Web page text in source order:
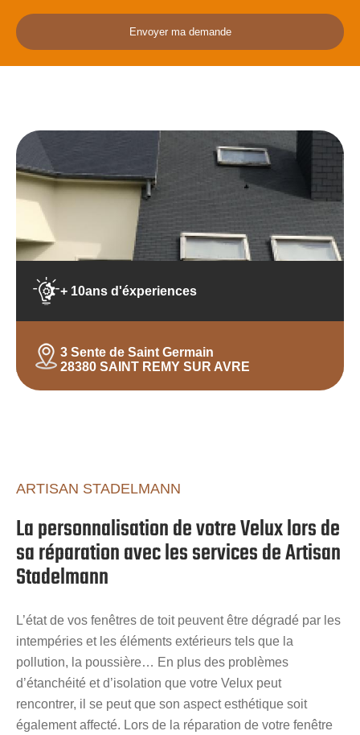
+ 10ans d'éxperiences
3 Sente de Saint Germain
28380 SAINT REMY SUR AVRE
ARTISAN STADELMANN
La personnalisation de votre Velux lors de
sa réparation avec les services de Artisan
Stadelmann
L’état de vos fenêtres de toit peuvent être dégradé par les
intempéries et les éléments extérieurs tels que la
pollution, la poussière… En plus des problèmes
d’étanchéité et d’isolation que votre Velux peut
rencontrer, il se peut que son aspect esthétique soit
également affecté. Lors de la réparation de votre fenêtre